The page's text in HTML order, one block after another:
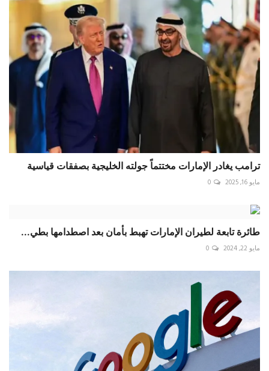
ترامب يغادر الإمارات مختتماً جولته الخليجية بصفقات قياسية
مايو 16, 2025 0
طائرة تابعة لطيران الإمارات تهبط بأمان بعد اصطدامها بطي...
مايو 22, 2024 0